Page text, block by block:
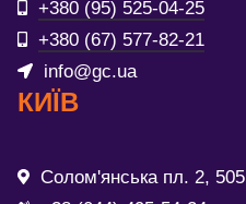
+380 (95) 525-04-25
+380 (67) 577-82-21
info@gc.ua
КИЇВ
Солом'янська пл. 2, 505